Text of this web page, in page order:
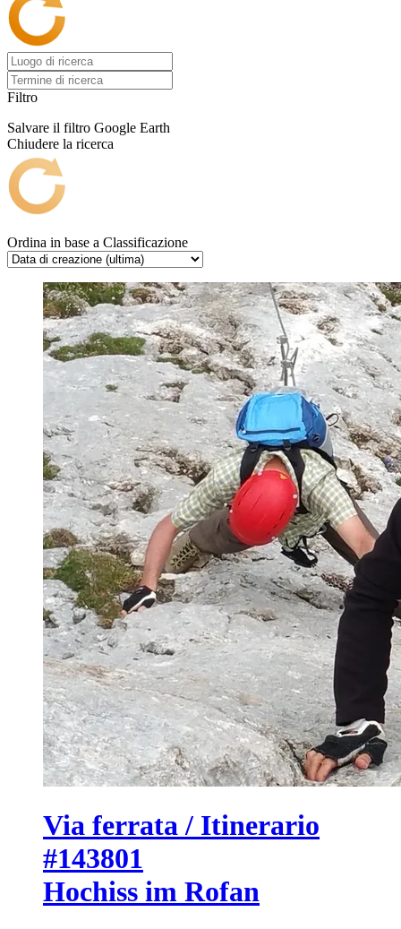
Filtro
Salvare il filtro Google Earth
Chiudere la ricerca
Ordina in base a Classificazione
Via ferrata / Itinerario
#143801
Hochiss im Rofan